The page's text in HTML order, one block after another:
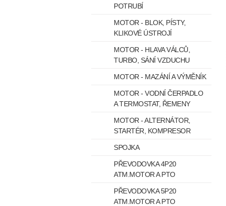
POTRUBÍ
MOTOR - BLOK, PÍSTY,
KLIKOVÉ ÚSTROJÍ
MOTOR - HLAVA VÁLCŮ,
TURBO, SÁNÍ VZDUCHU
MOTOR - MAZÁNÍ A VÝMĚNÍK
MOTOR - VODNÍ ČERPADLO
A TERMOSTAT, ŘEMENY
MOTOR - ALTERNÁTOR,
STARTÉR, KOMPRESOR
SPOJKA
PŘEVODOVKA 4P20
ATM.MOTOR A PTO
PŘEVODOVKA 5P20
ATM.MOTOR A PTO